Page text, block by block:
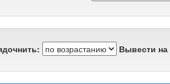
Вывести на